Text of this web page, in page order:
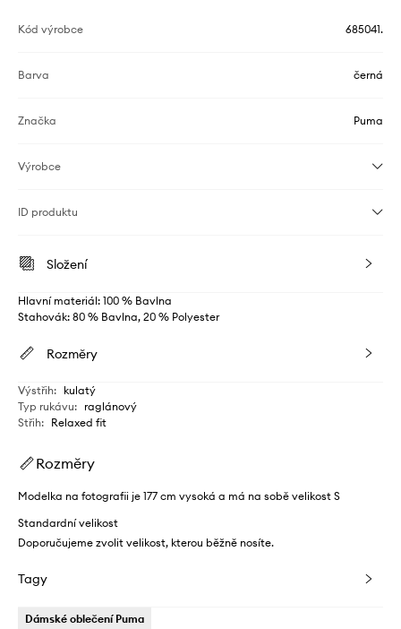
Kód výrobce 685041.
Barva černá
Značka Puma
Výrobce
ID produktu
Složení
Hlavní materiál: 100 % Bavlna
Stahovák: 80 % Bavlna, 20 % Polyester
Rozměry
Výstřih: kulatý
Typ rukávu: raglánový
Střih: Relaxed fit
Rozměry
Modelka na fotografii je 177 cm vysoká a má na sobě velikost S
Standardní velikost
Doporučujeme zvolit velikost, kterou běžně nosíte.
Tagy
Dámské oblečení Puma